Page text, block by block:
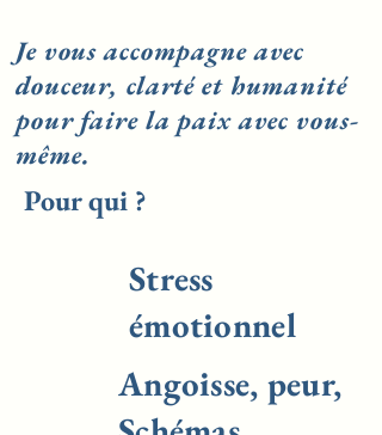
Je vous accompagne avec
douceur, clarté et humanité
pour faire la paix avec vous-
même.
Pour qui ?
Stress
émotionnel
Angoisse, peur,